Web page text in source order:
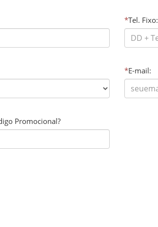
*Tel. Fixo:
*E-mail:
Promocional?